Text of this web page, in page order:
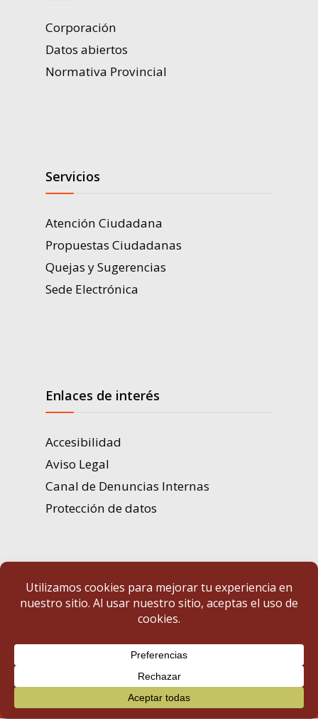
Corporación
Datos abiertos
Normativa Provincial
Servicios
Atención Ciudadana
Propuestas Ciudadanas
Quejas y Sugerencias
Sede Electrónica
Enlaces de interés
Accesibilidad
Aviso Legal
Canal de Denuncias Internas
Protección de datos
Portal de Transparencia | Diputación de Badajoz